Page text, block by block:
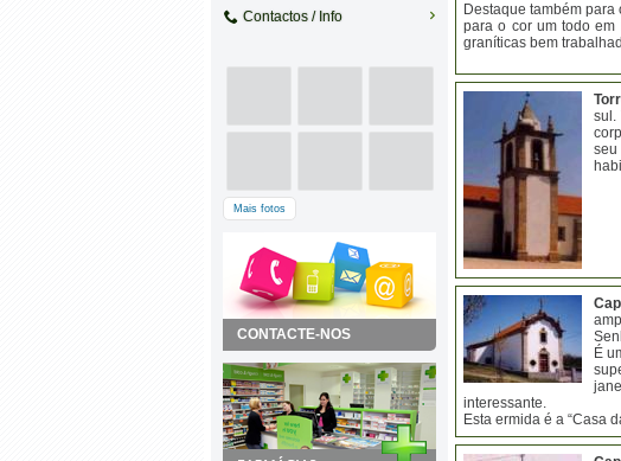
Contactos / Info
Mais fotos
CONTACTE-NOS
Destaque também
para o cor um todo em
graníticas bem
sul.
seu
É
interessante.
Esta ermida é a “Casa